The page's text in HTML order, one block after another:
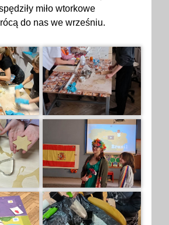
miło wtorkowe
do nas we wrześniu.